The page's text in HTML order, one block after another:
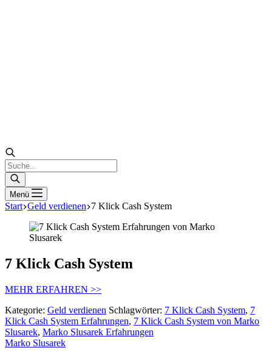
Products
search
Menü
Start Geld verdienen 7 Klick Cash System
7 Klick Cash System
MEHR ERFAHREN >>
Kategorie: Geld verdienen Schlagwörter: 7 Klick Cash System, 7
Klick Cash System Erfahrungen, 7 Klick Cash System von Marko
Slusarek, Marko Slusarek Erfahrungen
Marko Slusarek